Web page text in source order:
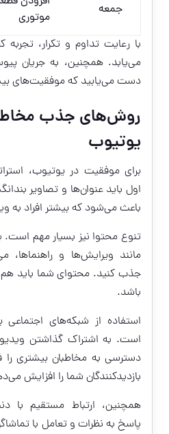
جمعه
موتوری
با رعایت تداوم و تکرار، تجربه
می‌یابد. همچنین، به جریان
دست می‌یابید که موفقیت‌های
روش‌های جذب
یوتیوب
برای موفقیت در یوتیوب،
اول باید عنوان‌ها و تصاویر
باعث می‌شود که بیشتر افراد به
تنوع محتوا نیز بسیار مهم
مانند ویرایش‌ها و راهنماها،
جذب کنید. محتوای شما باید هم
باشد.
استفاده از شبکه‌های اجتماعی
است. به اشتراک گذاشتن
دسترسی به مخاطبان بیشتری را
بازدیدکنندگان شما را افزایش
همچنین، ارتباط مستقیم با
پاسخ به نظرات و تعامل با